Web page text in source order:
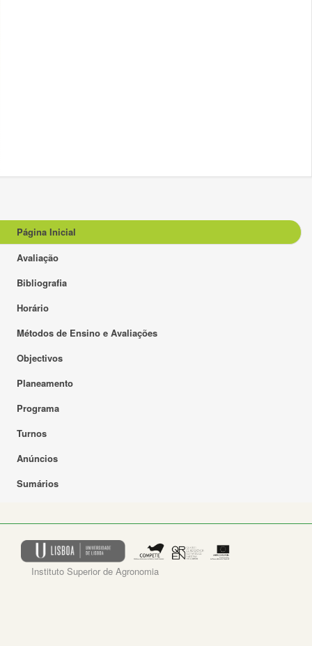
Página Inicial
Avaliação
Bibliografia
Horário
Métodos de Ensino e Avaliações
Objectivos
Planeamento
Programa
Turnos
Anúncios
Sumários
Instituto Superior de Agronomia